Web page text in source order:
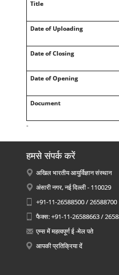
Title
Date of Uploading
Date of Closing
Date of Opening
Document
-
हमसे संपर्क करें
अखिल भारतीय आयुर्विज्ञान संस्थान
अंसारी नगर, नई दिल्ली - 110029
+91-11-26588500 / 26588700
फैक्स: +91-11-26588663 /
एम्स में महत्वपूर्ण ई -मेल पते
आपकी प्रतिक्रिया दें